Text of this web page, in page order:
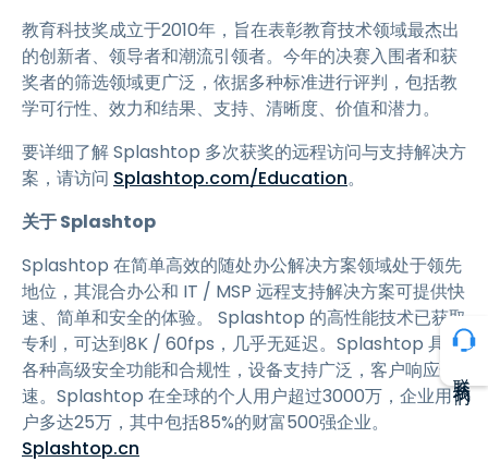
教育科技奖成立于2010年，旨在表彰教育技术领域最杰出
的创新者、领导者和潮流引领者。今年的决赛入围者和获
奖者的筛选领域更广泛，依据多种标准进行评判，包括教
学可行性、效力和结果、支持、清晰度、价值和潜力。
要详细了解 Splashtop 多次获奖的远程访问与支持解决方
案，请访问 Splashtop.com/Education。
关于 Splashtop
Splashtop 在简单高效的随处办公解决方案领域处于领先
地位，其混合办公和 IT / MSP 远程支持解决方案可提供快
速、简单和安全的体验。 Splashtop 的高性能技术已获取
专利，可达到8K / 60fps，几乎无延迟。Splashtop 具有
各种高级安全功能和合规性，设备支持广泛，客户响应快
速。Splashtop 在全球的个人用户超过3000万，企业用
户多达25万，其中包括85%的财富500强企业。
Splashtop.cn